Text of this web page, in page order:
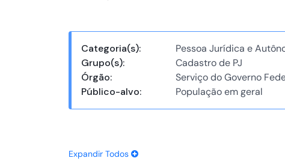
Categoria(s):
Pessoa Jurídica e
Grupo(s):
Cadastro de PJ
Órgão:
Serviço do Governo
Público-alvo:
População em geral
Expandir Todos